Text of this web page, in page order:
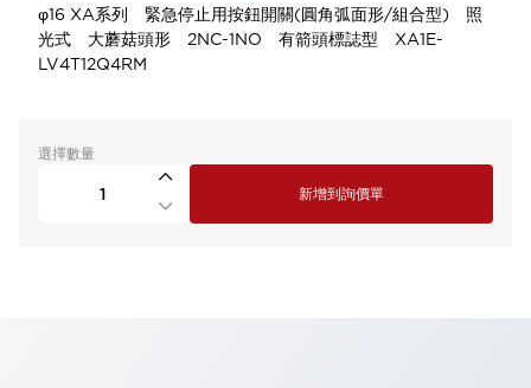
φ16 XA系列 緊急停止用按鈕開關(圓角弧面形/組合型) 照
光式 大蘑菇頭形 2NC-1NO 有箭頭標誌型 XA1E-
LV4T12Q4RM
選擇數量
新增到詢價單